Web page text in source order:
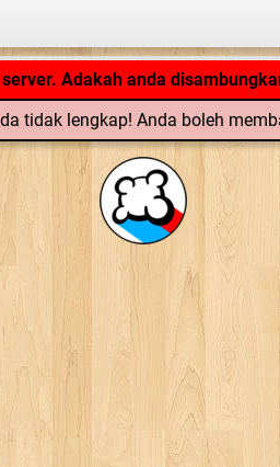
Adakah anda
tengah loading... ...
tidak lengkap! Anda boleh